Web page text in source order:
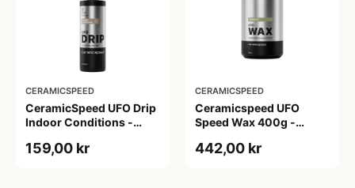
CERAMICSPEED
CeramicSpeed UFO Drip
Indoor Conditions -
159,00 kr
CERAMICSPEED
Ceramicspeed UFO
Speed Wax 400g -
442,00 kr